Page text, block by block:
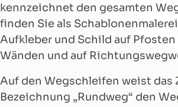
kennzeichnet den gesamten
finden Sie als
Aufkleber und Schild auf Pfosten
Wänden und auf
Auf den Wegschleifen weist das
Bezeichnung „Rundweg“ den